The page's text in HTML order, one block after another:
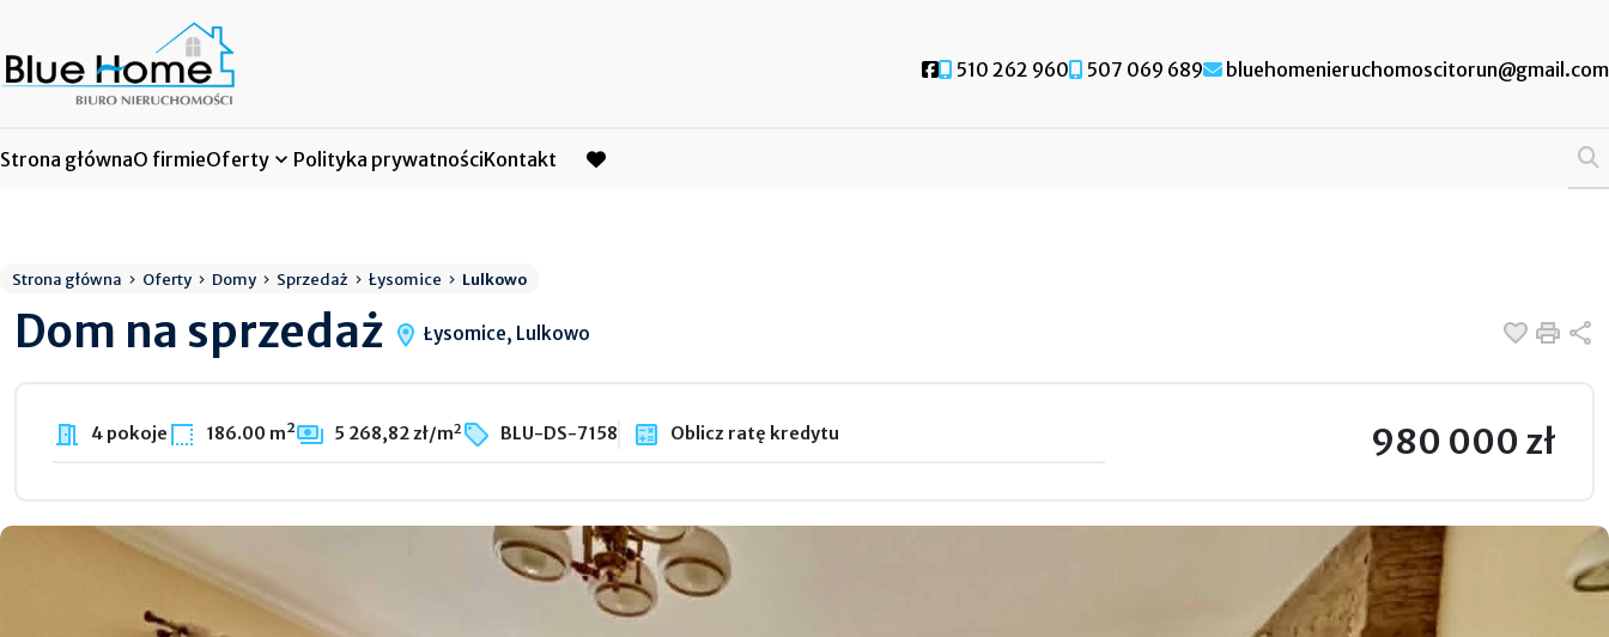
Social link
510 262 960 507 069 689 bluehomenieruchomoscitorun@gmail.com
Strona głównaO firmieOferty Polityka prywatnościKontakt
favorite
Strona główna Oferty Domy Sprzedaż Łysomice Lulkowo
Dom na sprzedaż Łysomice, Lulkowo Dodaj
4 pokoje 186.00 m² 5 268,82 zł/m2 BLU-DS-7158 Oblicz ratę kredytu 980 000 zł